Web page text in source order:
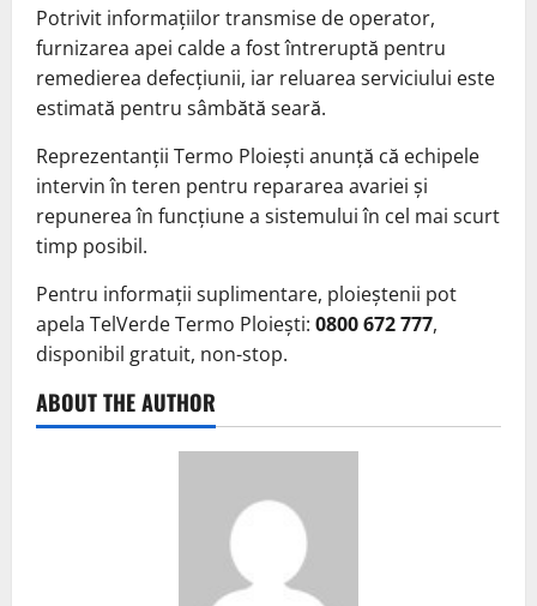
Potrivit informațiilor transmise de operator,
furnizarea apei calde a fost întreruptă pentru
remedierea defecțiunii, iar reluarea serviciului este
estimată pentru sâmbătă seară.
Reprezentanții Termo Ploiești anunță că echipele
intervin în teren pentru repararea avariei și
repunerea în funcțiune a sistemului în cel mai scurt
timp posibil.
Pentru informații suplimentare, ploieștenii pot
apela TelVerde Termo Ploiești: 0800 672 777,
disponibil gratuit, non-stop.
ABOUT THE AUTHOR